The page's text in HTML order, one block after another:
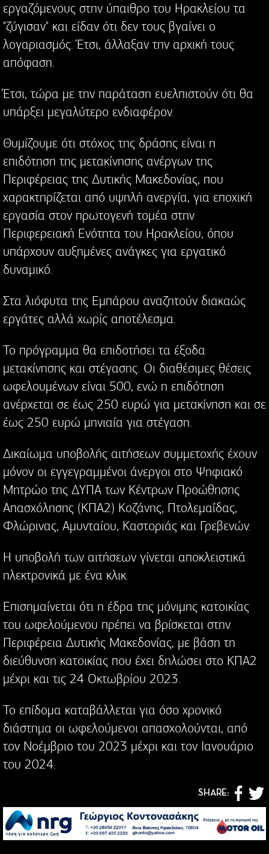
εργαζόμενους στην ύπαιθρο του Ηρακλείου τα
"ζύγισαν" και είδαν ότι δεν τους βγαίνει ο
λογαριασμός. Έτσι, άλλαξαν την αρχική τους
απόφαση.
Έτσι, τώρα με την παράταση ευελπιστούν ότι θα
υπάρξει μεγαλύτερο ενδιαφέρον.
Θυμίζουμε ότι στόχος της δράσης είναι η
επιδότηση της μετακίνησης ανέργων της
Περιφέρειας της Δυτικής Μακεδονίας, που
χαρακτηρίζεται από υψηλή ανεργία, για εποχική
εργασία στον πρωτογενή τομέα στην
Περιφερειακή Ενότητα του Ηρακλείου, όπου
υπάρχουν αυξημένες ανάγκες για εργατικό
δυναμικό.
Στα λιόφυτα της Εμπάρου αναζητούν διακαώς
εργάτες αλλά χωρίς αποτέλεσμα.
Το πρόγραμμα θα επιδοτήσει τα έξοδα
μετακίνησης και στέγασης. Οι διαθέσιμες θέσεις
ωφελουμένων είναι 500, ενώ η επιδότηση
ανέρχεται σε έως 250 ευρώ για μετακίνηση και σε
έως 250 ευρώ μηνιαία για στέγαση.
Δικαίωμα υποβολής αιτήσεων συμμετοχής έχουν
μόνον οι εγγεγραμμένοι άνεργοι στο Ψηφιακό
Μητρώο της ΔΥΠΑ των Κέντρων Προώθησης
Απασχόλησης (ΚΠΑ2) Κοζάνης, Πτολεμαΐδας,
Φλώρινας, Αμυνταίου, Καστοριάς και Γρεβενών.
Η υποβολή των αιτήσεων γίνεται αποκλειστικά
ηλεκτρονικά με ένα κλικ.
Επισημαίνεται ότι η έδρα της μόνιμης κατοικίας
του ωφελούμενου πρέπει να βρίσκεται στην
Περιφέρεια Δυτικής Μακεδονίας, με βάση τη
διεύθυνση κατοικίας που έχει δηλώσει στο ΚΠΑ2
μέχρι και τις 24 Οκτωβρίου 2023.
Το επίδομα καταβάλλεται για όσο χρονικό
διάστημα οι ωφελούμενοι απασχολούνται, από
τον Νοέμβριο του 2023 μέχρι και τον Ιανουάριο
του 2024.
SHARE: